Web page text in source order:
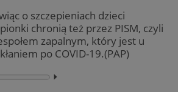
o szczepieniach dzieci
chronią też przez PISM, czyli
zapalnym, który jest u
po COVID-19.(PAP)
⏵︎